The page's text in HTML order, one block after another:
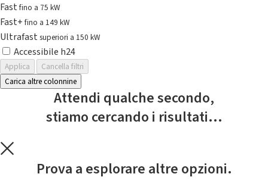
Fastfino a 75 kW
Fast+fino a 149 kW
Ultrafast superiori a 150 kW
Accessibile h24
Applica
Cancella filtri
Carica altre colonnine
Attendi qualche secondo,
stiamo cercando i risultati...
Prova a esplorare altre opzioni.